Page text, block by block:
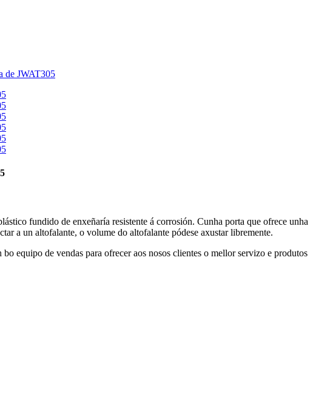
fundido de enxeñaría resistente á corrosión. Cunha porta que ofrece unha
a un altofalante, o volume do altofalante pódese axustar libremente.
equipo de vendas para ofrecer aos nosos clientes o mellor servizo e produtos